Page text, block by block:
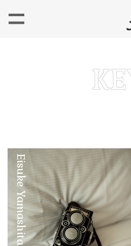
Eisuke Yamashita